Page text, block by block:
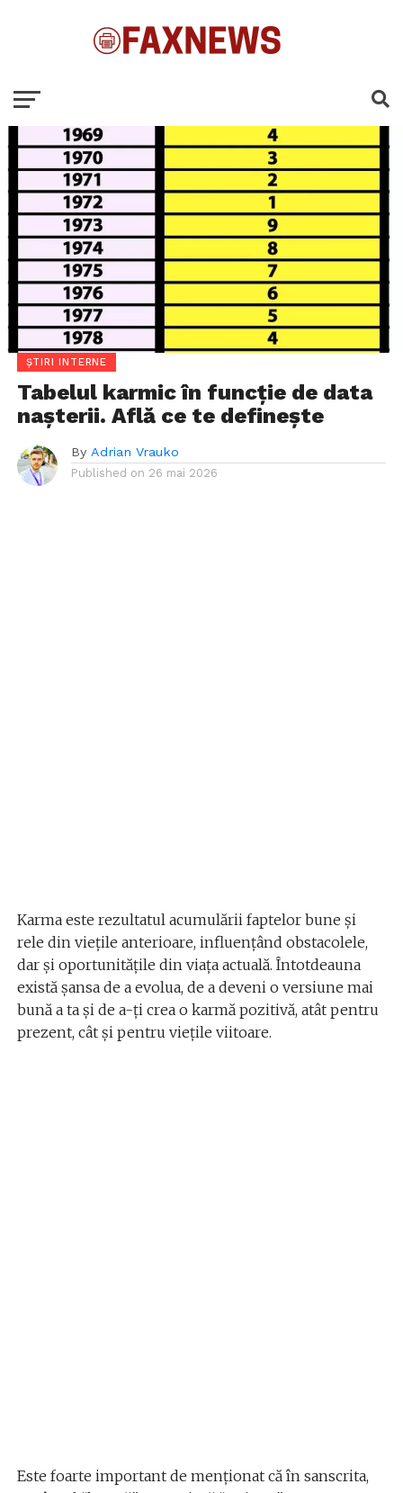
ȘTIRI INTERNE
Tabelul karmic în funcție de data
nașterii. Află ce te definește
By Adrian Vrauko
Published on 26 mai 2026
Karma este rezultatul acumulării faptelor bune și
rele din viețile anterioare, influențând obstacolele,
dar și oportunitățile din viața actuală. Întotdeauna
există șansa de a evolua, de a deveni o versiune mai
bună a ta și de a-ți crea o karmă pozitivă, atât pentru
prezent, cât și pentru viețile viitoare.
Este foarte important de menționat că în sanscrita,